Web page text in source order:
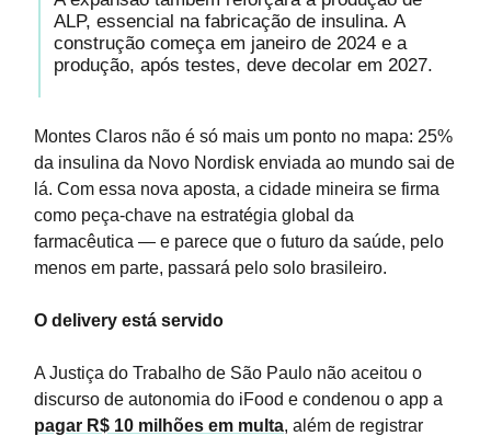
ALP, essencial na fabricação de insulina. A
construção começa em janeiro de 2024 e a
produção, após testes, deve decolar em 2027.
Montes Claros não é só mais um ponto no mapa: 25%
da insulina da Novo Nordisk enviada ao mundo sai de
lá. Com essa nova aposta, a cidade mineira se firma
como peça-chave na estratégia global da
farmacêutica — e parece que o futuro da saúde, pelo
menos em parte, passará pelo solo brasileiro.
O delivery está servido
A Justiça do Trabalho de São Paulo não aceitou o
discurso de autonomia do iFood e condenou o app a
pagar R$ 10 milhões em multa, além de registrar